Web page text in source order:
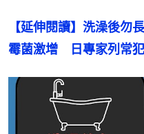
【延伸閱讀】洗澡後勿
霉菌激增　日專家列常